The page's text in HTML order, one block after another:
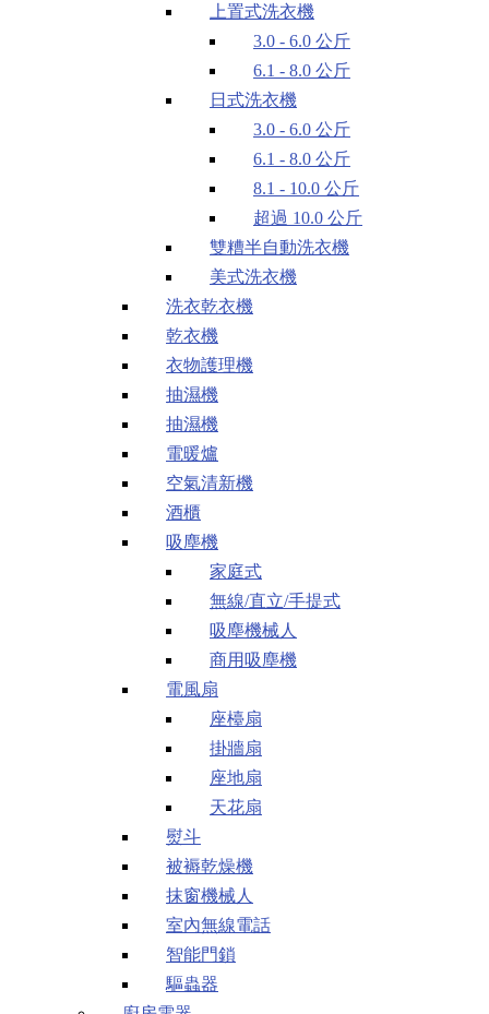
上置式洗衣機
3.0 - 6.0 公斤
6.1 - 8.0 公斤
日式洗衣機
3.0 - 6.0 公斤
6.1 - 8.0 公斤
8.1 - 10.0 公斤
超過 10.0 公斤
雙糟半自動洗衣機
美式洗衣機
洗衣乾衣機
乾衣機
衣物護理機
抽濕機
抽濕機
電暖爐
空氣清新機
酒櫃
吸塵機
家庭式
無線/直立/手提式
吸塵機械人
商用吸塵機
電風扇
座檯扇
掛牆扇
座地扇
天花扇
熨斗
被褥乾燥機
抹窗機械人
室內無線電話
智能門鎖
驅蟲器